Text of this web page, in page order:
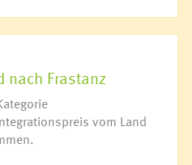
nach Frastanz
vom Land